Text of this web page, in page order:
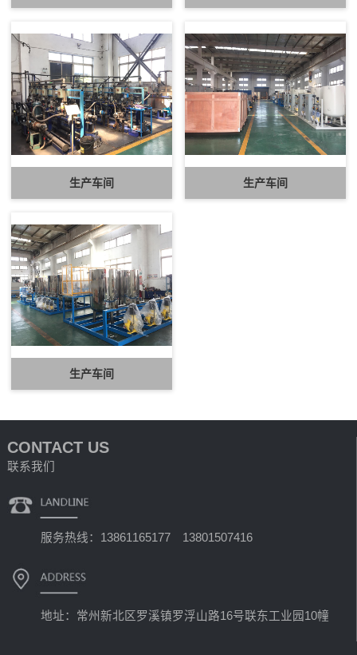
生产车间 生产车间
生产车间
CONTACT US
联系我们
服务热线：13861165177 13801507416
地址：常州新北区罗溪镇罗浮山路16号联东工业园10幢